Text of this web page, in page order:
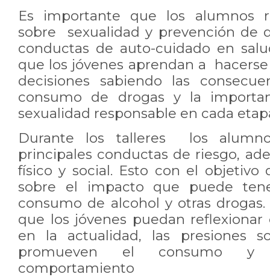
Es importante que los alumnos
sobre sexualidad y prevención de
conductas de auto-cuidado en
que los jóvenes aprendan a
decisiones sabiendo las
consumo de drogas y la
sexualidad responsable en cada
Durante los talleres los
principales conductas de riesgo,
físico y social. Esto con el objetivo
sobre el impacto que puede
consumo de alcohol y otras
que los jóvenes puedan
en la actualidad, las presiones
promueven el consumo y
comportamiento